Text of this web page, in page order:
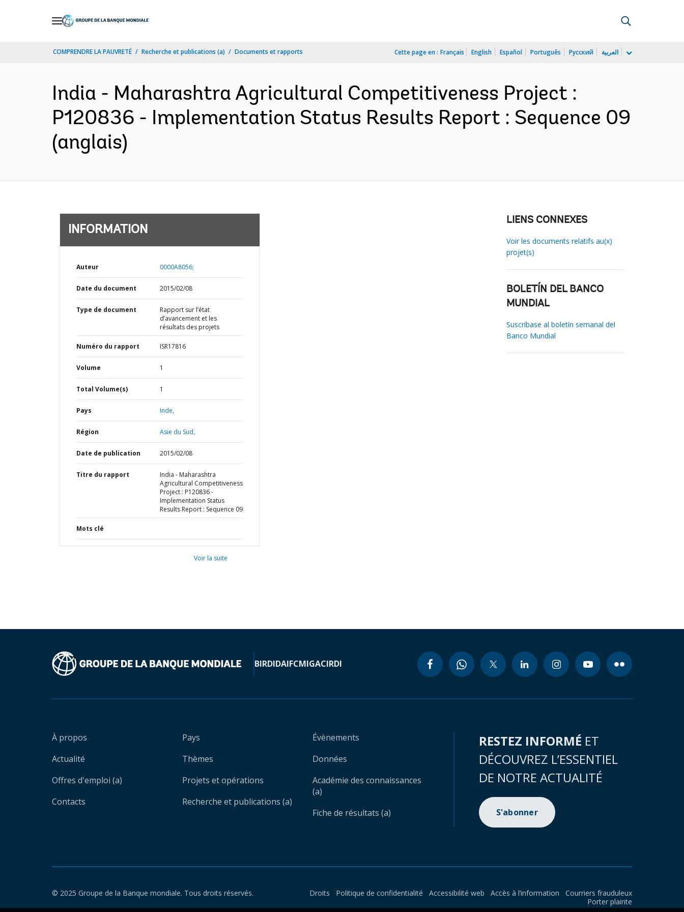
COMPRENDRE LA PAUVRETÉ Recherche et publications (a) Documents et rapports Cette page en : Français English Español Português Русский العربية
India - Maharashtra Agricultural Competitiveness Project :
P120836 - Implementation Status Results Report : Sequence 09
(anglais)
INFORMATION
Auteur 0000A8056;
Date du document 2015/02/08
Type de document
Rapport sur l’état
d’avancement et les
résultats des projets
Numéro du rapport ISR17816
Volume 1
Total Volume(s) 1
Pays Inde,
Région Asie du Sud,
Date de publication 2015/02/08
Titre du rapport
India - Maharashtra
Agricultural Competitiveness
Project : P120836 -
Implementation Status
Results Report : Sequence 09
Mots clé
Voir la suite
LIENS CONNEXES
Voir les documents relatifs au(x)
projet(s)
BOLETÍN DEL BANCO
MUNDIAL
Suscríbase al boletín semanal del
Banco Mundial
BIRDIDAIFCMIGACIRDI
À propos
Actualité
Offres d'emploi (a)
Contacts
Pays
Thèmes
Projets et opérations
Recherche et publications (a)
Évènements
Données
Académie des connaissances
(a)
Fiche de résultats (a)
RESTEZ INFORMÉ ET
DÉCOUVREZ L’ESSENTIEL
DE NOTRE ACTUALITÉ
S'abonner
© 2025 Groupe de la Banque mondiale. Tous droits réservés. Droits Politique de confidentialité Accessibilité web Accès à l’information
Courriers frauduleux
Porter plainte